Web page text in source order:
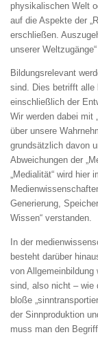
physikalischen Welt
auf die Aspekte der
erschließen.
unserer
Bildungsrelevant
sind. Dies betrifft alle
einschließlich der
Wir werden dabei mit
über unsere
grundsätzlich davon
Abweichungen der
„Medialität“ wird hier
Generierung,
Wissen“ verstanden.
In der
besteht darüber
von
sind, also nicht – wie
bloße
der Sinnproduktion
muss man den